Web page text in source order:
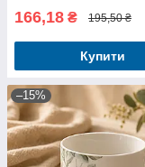
166,18 ₴ 195,50 ₴
Купити
–15%